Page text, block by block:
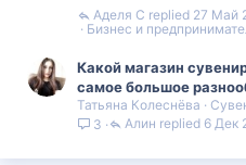
Бизнес и
27 Май
Аделя С
Какой магазин
самое большое
Татьяна Колеснёва
3
6 Дек
Алин